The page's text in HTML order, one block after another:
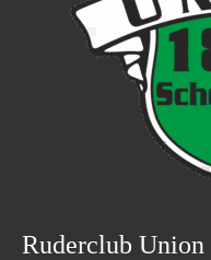
Ruderclub Union